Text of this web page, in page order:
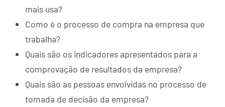
mais usa?
Como é o processo de compra na empresa que
trabalha?
Quais são os indicadores apresentados para a
comprovação de resultados da empresa?
Quais são as pessoas envolvidas no processo de
tomada de decisão da empresa?